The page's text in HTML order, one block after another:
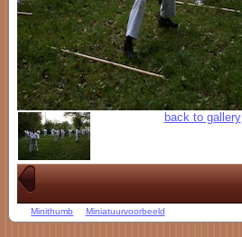
back to gallery
Minithumb Miniatuurvoorbeeld